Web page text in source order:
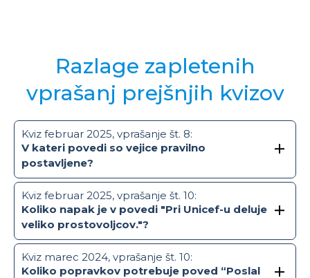
Razlage zapletenih
vprašanj prejšnjih kvizov
Kviz februar 2025, vprašanje št. 8:
V kateri povedi so vejice pravilno
postavljene?
Kviz februar 2025, vprašanje št. 10:
Koliko napak je v povedi "Pri Unicef-u deluje
veliko prostovoljcov."?
Kviz marec 2024, vprašanje št. 10:
Koliko popravkov potrebuje poved “Poslal